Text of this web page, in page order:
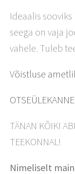
Ideaalis
seega on vaja
vahele. Tuleb
Võistluse
OTSEÜLEKANNE
TÄNAN KÕIKI
TEEKONNAL!
Nimeliselt